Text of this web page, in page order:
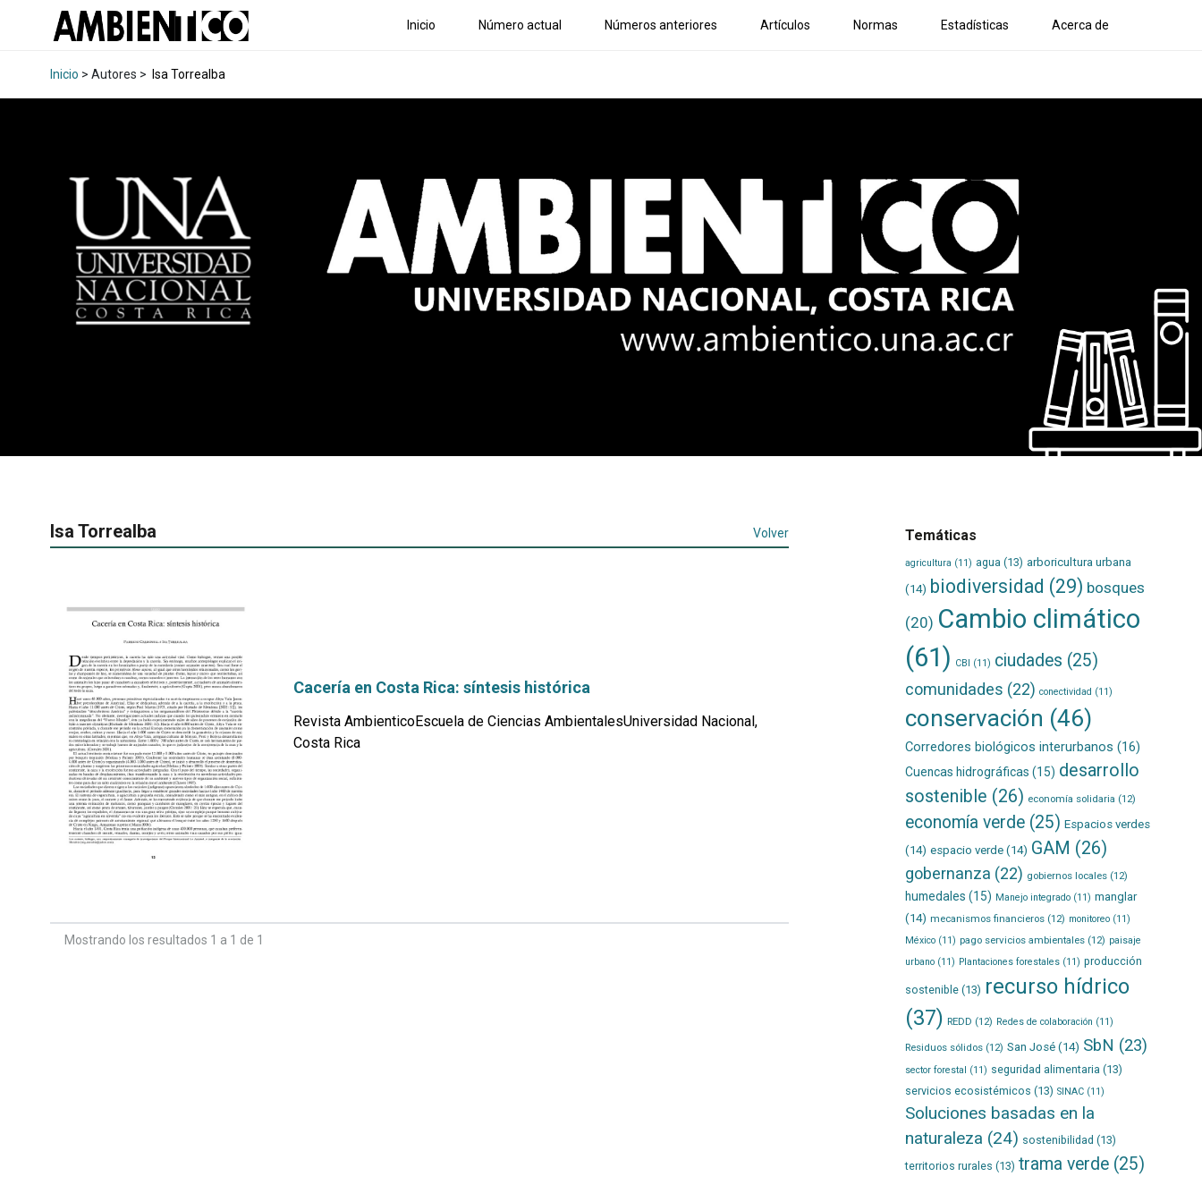
Inicio Número actual Números anteriores Artículos Normas Estadísticas Acerca de
Inicio > Autores > Isa Torrealba
Isa Torrealba Volver
Cacería en Costa Rica: síntesis histórica
Revista AmbienticoEscuela de Ciencias AmbientalesUniversidad Nacional,
Costa Rica
Mostrando los resultados 1 a 1 de 1
Temáticas
agricultura (11) agua (13) arboricultura urbana
(14) biodiversidad (29) bosques
(20) Cambio climático
(61) CBI (11) ciudades (25)
comunidades (22) conectividad (11)
conservación (46)
Corredores biológicos interurbanos (16)
Cuencas hidrográficas (15) desarrollo
sostenible (26) economía solidaria (12)
economía verde(25) Espacios verdes
(14) espacio verde(14) GAM (26)
gobernanza (22) gobiernos locales(12)
humedales (15) Manejo integrado(11) manglar
(14) mecanismos financieros(12) monitoreo(11)
México(11) pago servicios ambientales(12) paisaje
urbano(11) Plantaciones forestales(11) producción
sostenible(13) recurso hídrico
(37) REDD (12) Redes de colaboración (11)
Residuos sólidos(12) San José(14) SbN (23)
sector forestal (11) seguridad alimentaria (13)
servicios ecosistémicos (13) SINAC(11)
Soluciones basadas en la
naturaleza (24) sostenibilidad (13)
territorios rurales (13) trama verde(25)